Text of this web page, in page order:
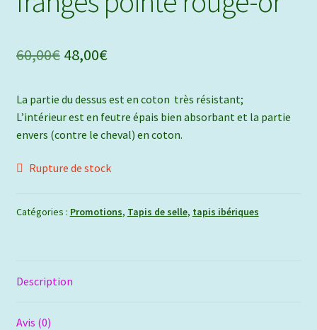
60,00€ Le
initial
était :
48,00€Le
actuel
est :
La partie du dessus est en coton très résistant;
L’intérieur est en feutre épais bien absorbant et la partie
envers (contre le cheval) en coton.
Rupture de stock
Catégories : Promotions, Tapis de selle, tapis ibériques
Description
Avis (0)